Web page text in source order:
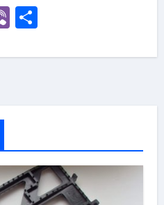
ViberОтправить